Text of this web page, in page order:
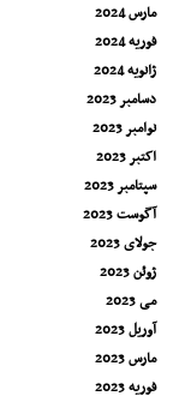
مارس 2024
فوریه 2024
ژانویه 2024
دسامبر 2023
نوامبر 2023
اکتبر 2023
سپتامبر 2023
آگوست 2023
جولای 2023
ژوئن 2023
می 2023
آوریل 2023
مارس 2023
فوریه 2023